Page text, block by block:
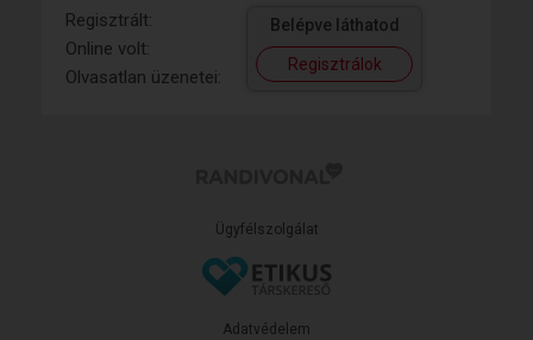
Regisztrált:
Online volt:
Olvasatlan üzenetei:
Belépve láthatod
Regisztrálok
Ügyfélszolgálat
Adatvédelem